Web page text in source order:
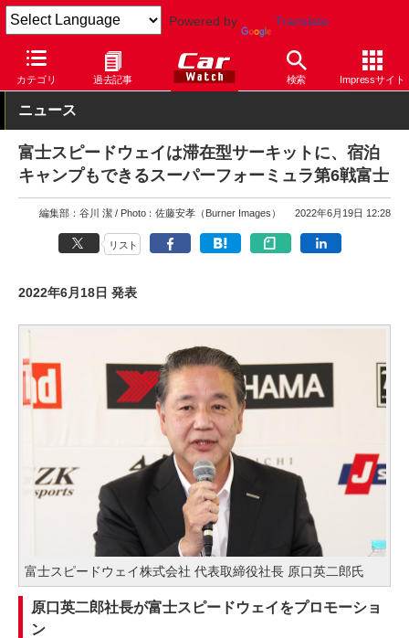
Powered by Translate
カテゴリ 過去記事 検索 Impressサイト
Car Watch モータースポーツ スーパーフォーミュラ
ニュース
富士スピードウェイは滞在型サーキットに、宿泊
キャンプもできるスーパーフォーミュラ第6戦富士
編集部：谷川 潔 Photo：佐藤安孝（Burner Images） 2022年6月19日 12:28
リスト
2022年6月18日 発表
富士スピードウェイ株式会社 代表取締役社長 原口英二郎氏
原口英二郎社長が富士スピードウェイをプロモーショ
ン